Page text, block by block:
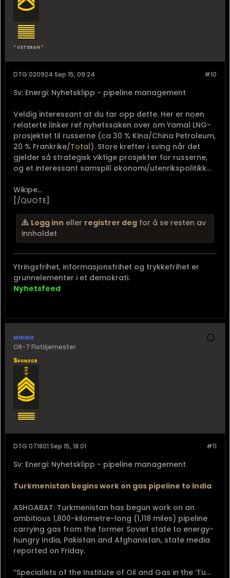
* VETERAN *
#10
DTG 020924 Sep 15, 09:24
Sv: Energi: Nyhetsklipp - pipeline management
Veldig interessant at du tar opp dette. Her er noen
relaterte linker ref nyhetssaken over om Yamal LNG-
prosjektet til russerne (ca 30 % Kina/China Petroleum,
20 % Frankrike/Total). Store krefter i sving når det
gjelder så strategisk viktige prosjekter for russerne,
og et interessant samspill økonomi/utenrikspolitikk...
Wikipe...
[/QUOTE]
Logg inn eller registrer deg for å se resten av
innholdet
Ytringsfrihet, informasjonsfrihet og trykkefrihet er
grunnelementer i et demokrati.
Nyhetsfeed
minime
OR-7 Flotiljemester
Sponsor
#11
DTG 071801 Sep 15, 18:01
Sv: Energi: Nyhetsklipp - pipeline management
Turkmenistan begins work on gas pipeline to India
ASHGABAT: Turkmenistan has begun work on an
ambitious 1,800-kilometre-long (1,118 miles) pipeline
carrying gas from the former Soviet state to energy-
hungry India, Pakistan and Afghanistan, state media
reported on Friday.
“Specialists of the Institute of Oil and Gas in the ‘Tu...